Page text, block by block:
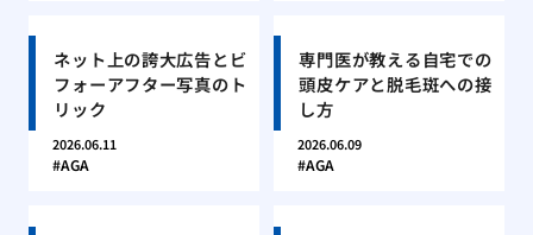
ネット上の誇大広告とビ
フォーアフター写真のト
リック
2026.06.11
AGA
専門医が教える自宅での
頭皮ケアと脱毛斑への接
し方
2026.06.09
AGA